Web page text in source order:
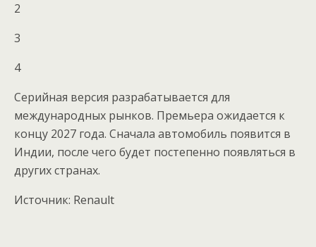
2
3
4
Серийная версия разрабатывается для
международных рынков. Премьера ожидается к
концу 2027 года. Сначала автомобиль появится в
Индии, после чего будет постепенно появляться в
других странах.
Источник: Renault